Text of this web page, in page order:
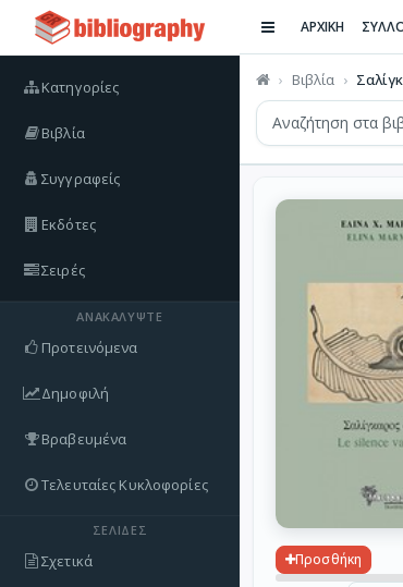
Κατηγορίες
Βιβλία
Συγγραφείς
Εκδότες
Σειρές
ΑΝΑΚΑΛΎΨΤΕ
Προτεινόμενα
Δημοφιλή
Βραβευμένα
Τελευταίες Κυκλοφορίες
ΣΕΛΊΔΕΣ
Σχετικά
ΑΡΧΙΚΗ
Βιβλία
Προσθήκη